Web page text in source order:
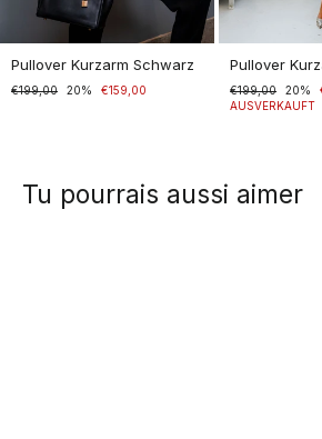
Pullover Kurzarm Schwarz
Normaler
€199,00
Sonderpreis20% €159,00
Pullover
Normaler
Preis
€199,00
Sonderpreis20%
AUSVERKAUFT
Tu pourrais aussi aimer